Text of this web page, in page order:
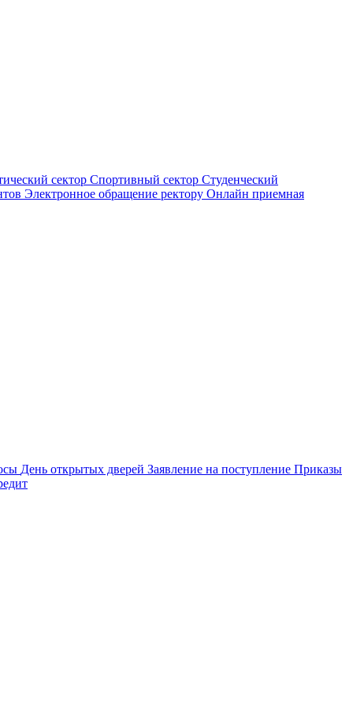
сектор Спортивный сектор Студенческий
Электронное обращение ректору Онлайн приемная
День открытых дверей Заявление на поступление Приказы